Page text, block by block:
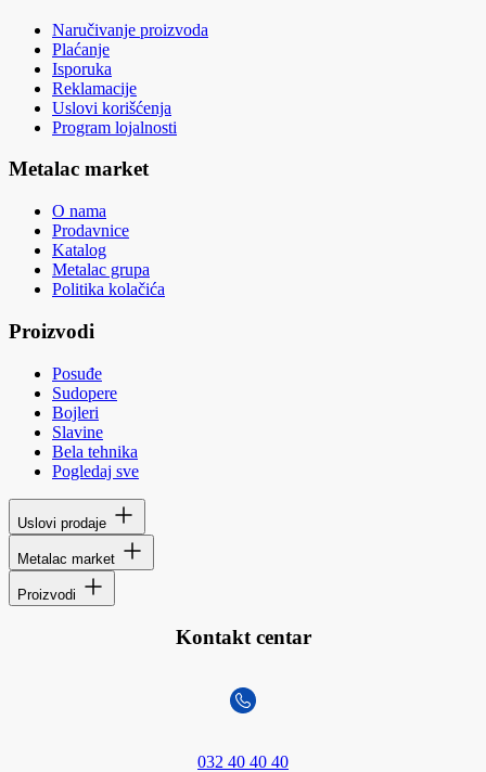
Naručivanje proizvoda
Plaćanje
Isporuka
Reklamacije
Uslovi korišćenja
Program lojalnosti
Metalac market
O nama
Prodavnice
Katalog
Metalac grupa
Politika kolačića
Proizvodi
Posuđe
Sudopere
Bojleri
Slavine
Bela tehnika
Pogledaj sve
Uslovi prodaje
Metalac market
Proizvodi
Kontakt centar
032 40 40 40